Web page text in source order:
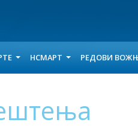
НСМАРТ РЕДОВИ